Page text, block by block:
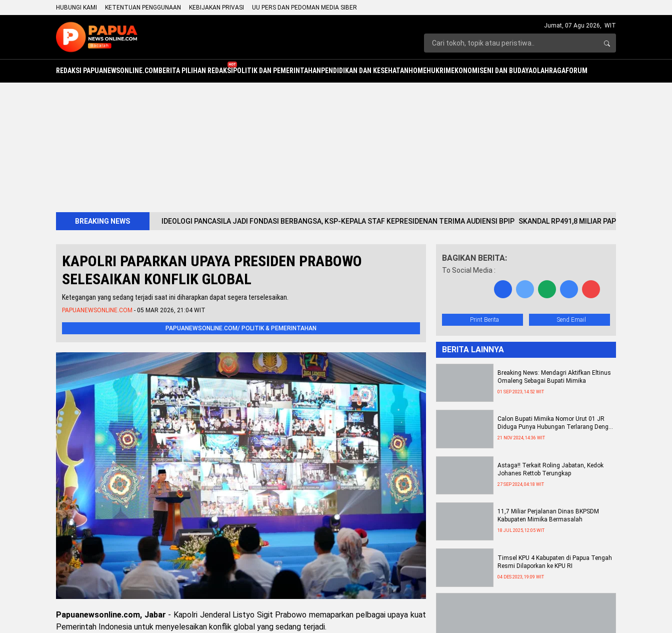
HUBUNGI KAMI KETENTUAN PENGGUNAAN KEBIJAKAN PRIVASI UU PERS DAN PEDOMAN MEDIA SIBER
Jumat, 07 Agu 2026, WIT
REDAKSI PAPUANEWSONLINE.COM BERITA PILIHAN REDAKSI
HOT
POLITIK DAN PEMERINTAHAN PENDIDIKAN DAN KESEHATAN HOMEHUKRIM EKONOMI SENI DAN BUDAYAOLAHRAGAFORUM
BREAKING NEWS IDEOLOGI PANCASILA JADI FONDASI BERBANGSA, KSP-KEPALA STAF KEPRESIDENAN TERIMA AUDIENSI BPIP SKANDAL RP491,8 MILIAR PAPUA TENGAH:
KAPOLRI PAPARKAN UPAYA PRESIDEN PRABOWO
SELESAIKAN KONFLIK GLOBAL
Ketegangan yang sedang terjadi saat ini diharapkan dapat segera terselesaikan.
PAPUANEWSONLINE.COM - 05 MAR 2026, 21:04 WIT
PAPUANEWSONLINE.COM/ POLITIK & PEMERINTAHAN
Papuanewsonline.com, Jabar - Kapolri Jenderal Listyo Sigit Prabowo memaparkan pelbagai upaya kuat
Pemerintah Indonesia untuk menyelesaikan konflik global yang sedang terjadi.
BAGIKAN BERITA:
To Social Media :
Print Berita Send Email
BERITA LAINNYA
Breaking News: Mendagri Aktifkan Eltinus
Omaleng Sebagai Bupati Mimika
01 SEP 2023, 14:52 WIT
Calon Bupati Mimika Nomor Urut 01 JR
Diduga Punya Hubungan Terlarang Dengan
Seorang Wanita
21 NOV 2024, 14:36 WIT
Astaga!! Terkait Roling Jabatan, Kedok
Johanes Rettob Terungkap
27 SEP 2024, 04:18 WIT
11,7 Miliar Perjalanan Dinas BKPSDM
Kabupaten Mimika Bermasalah
18 JUL 2025, 12:05 WIT
Timsel KPU 4 Kabupaten di Papua Tengah
Resmi Dilaporkan ke KPU RI
04 DES 2023, 19:09 WIT